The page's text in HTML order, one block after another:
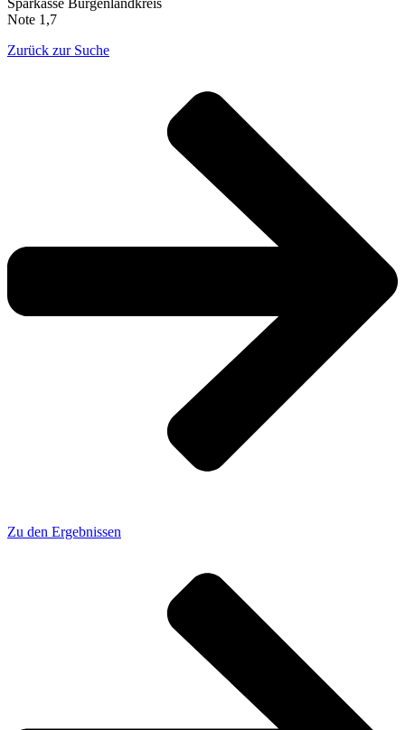
Note 1,7
Zurück zur Suche
Zu den Ergebnissen